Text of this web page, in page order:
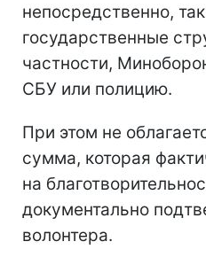
непосредственно,
государственные
частности,
СБУ или полицию.
При этом не
сумма, которая
на
документально
волонтера.